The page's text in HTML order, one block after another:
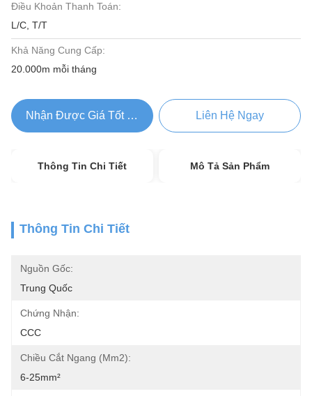
Điều Khoản Thanh Toán:
L/C, T/T
Khả Năng Cung Cấp:
20.000m mỗi tháng
Nhận Được Giá Tốt Nhất Liên Hệ Ngay
Thông Tin Chi Tiết Mô Tả Sản Phẩm
Thông Tin Chi Tiết
Nguồn Gốc:
Trung Quốc
Chứng Nhận:
CCC
Chiều Cắt Ngang (mm2):
6-25mm²